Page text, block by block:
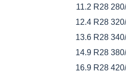
11.2 R28
12.4 R28
13.6 R28
14.9 R28
16.9 R28